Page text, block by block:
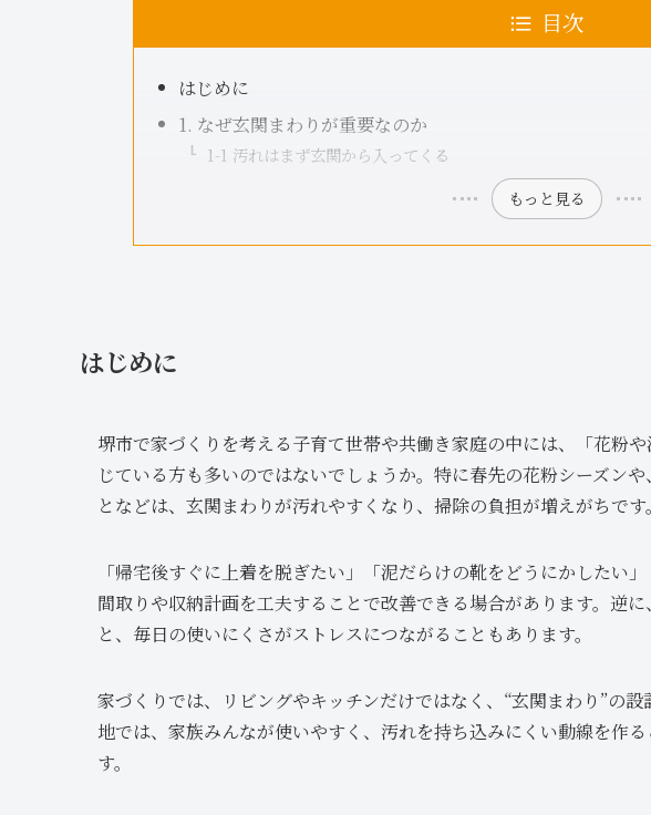
目次
はじめに
1. なぜ玄関まわりが重要なのか
1-1 汚れはまず玄関から入ってくる
もっと見る
はじめに
堺市で家づくりを考える子育て世帯や共働き家庭の中には、「花粉
じている方も多いのではないでしょうか。特に春先の花粉シーズン
となどは、玄関まわりが汚れやすくなり、掃除の負担が増えがちです。
「帰宅後すぐに上着を脱ぎたい」「泥だらけの靴をどうにかしたい
間取りや収納計画を工夫することで改善できる場合があります。逆
と、毎日の使いにくさがストレスにつながることもあります。
家づくりでは、リビングやキッチンだけではなく、“玄関まわり”の
地では、家族みんなが使いやすく、汚れを持ち込みにくい動線を作
す。